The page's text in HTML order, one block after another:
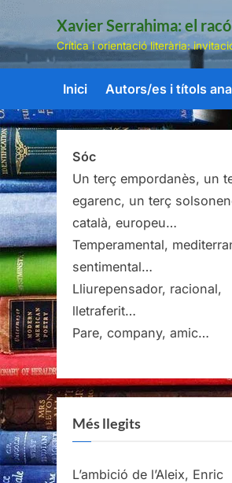
Skip
content
Xavier Serrahima: el
Crítica i orientació literària:
Inici Autors/es i títols
Sóc
Un terç empordanès, un
egarenc, un terç
català, europeu…
Temperamental,
sentimental…
Lliurepensador, racional,
lletraferit…
Pare, company, amic…
Més llegits
L’ambició de l’Aleix, Enric